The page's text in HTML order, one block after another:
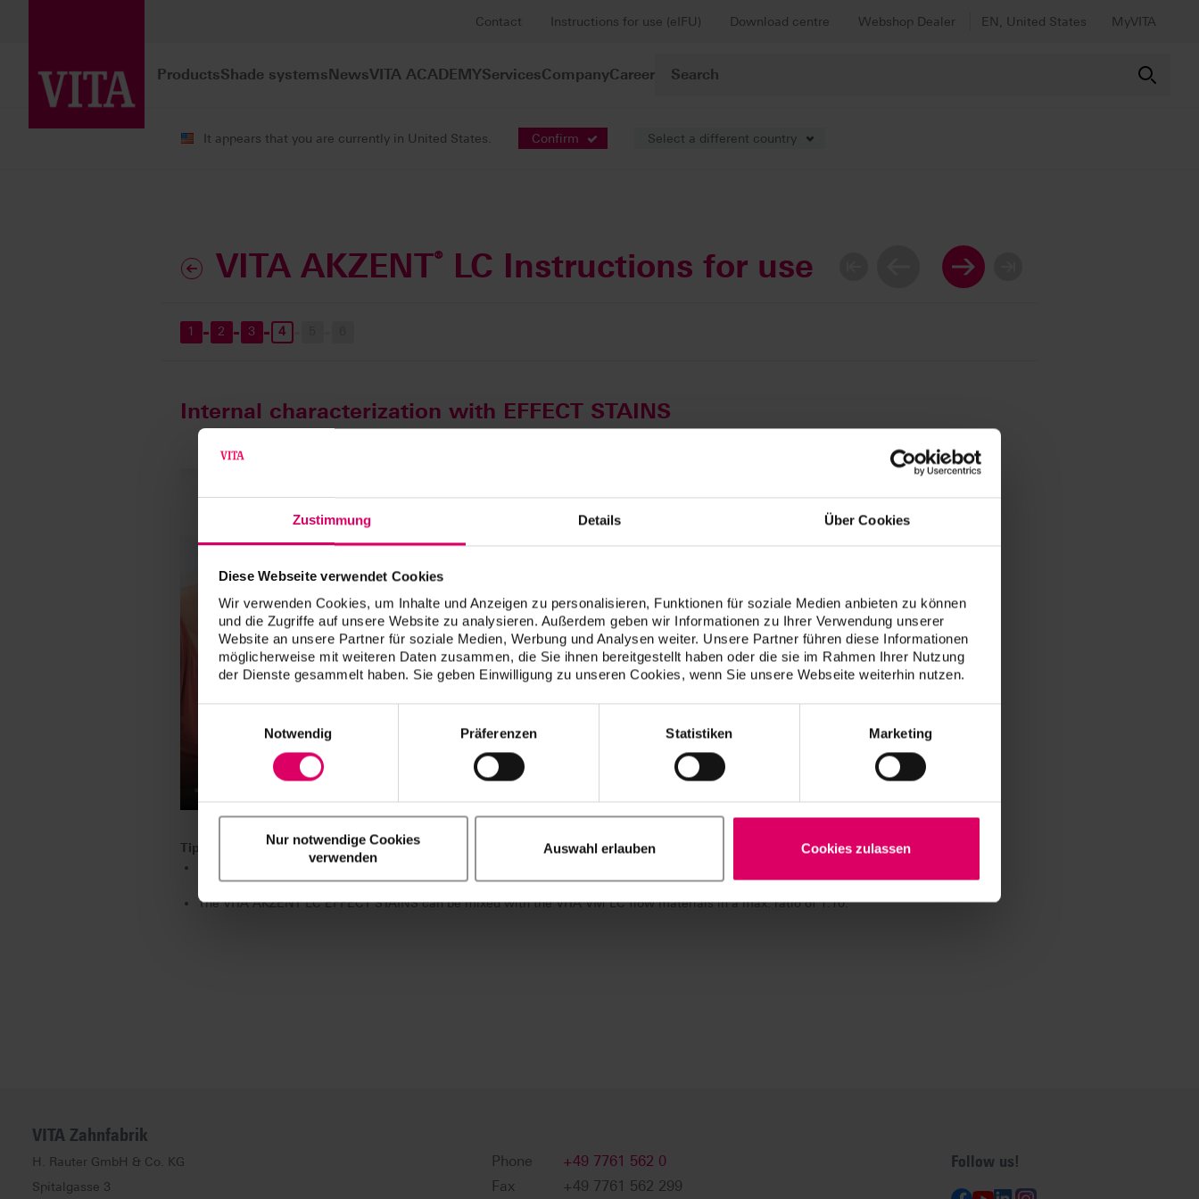
Zustimmung Details Über Cookies
Diese Webseite verwendet Cookies
Wir verwenden Cookies, um Inhalte und Anzeigen zu personalisieren, Funktionen für soziale Medien anbieten zu können
und die Zugriffe auf unsere Website zu analysieren. Außerdem geben wir Informationen zu Ihrer Verwendung unserer
Website an unsere Partner für soziale Medien, Werbung und Analysen weiter. Unsere Partner führen diese Informationen
möglicherweise mit weiteren Daten zusammen, die Sie ihnen bereitgestellt haben oder die sie im Rahmen Ihrer Nutzung
der Dienste gesammelt haben. Sie geben Einwilligung zu unseren Cookies, wenn Sie unsere Webseite weiterhin nutzen.
Notwendig
Präferenzen Statistiken Marketing
Nur notwendige Cookies
verwenden
Auswahl erlauben Cookies zulassen
Contact Instructions for use (eIFU) Download centre Webshop Dealer EN, United States MyVITA
ProductsShade systemsNewsVITA ACADEMYServicesCompanyCareer
It appears that you are currently in United States. Confirm Select a different country
VITA AKZENT® LC Instructions for use
1 2 3 4
Internal characterization with EFFECT STAINS
Tip:
After final polymerization and finishing, polish the characterized surface with a suitable polishing paste (such as Renfert Polish
hybrid materials, for example) and a soft goat hair brush. Then use a dry cotton buff to achieve the final gloss.
The VITA AKZENT LC EFFECT STAINS can be mixed with the VITA VM LC flow materials in a max. ratio of 1:10.
VITA Zahnfabrik
H. Rauter GmbH & Co. KG
Spitalgasse 3
Phone
+49 7761 562 0
Fax
+49 7761 562 299
Follow us!